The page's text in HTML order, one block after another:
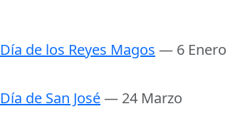
Día de los Reyes Magos — 6 Enero
Día de San José— 24 Marzo